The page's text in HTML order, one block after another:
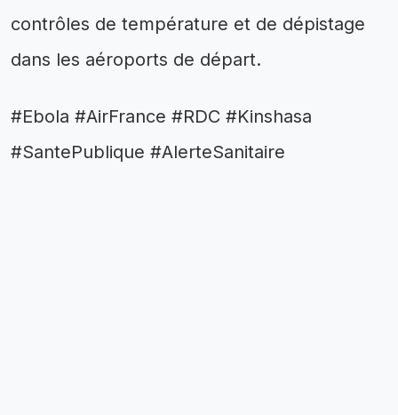
contrôles de température et de dépistage
dans les aéroports de départ.
#Ebola #AirFrance #RDC #Kinshasa
#SantePublique #AlerteSanitaire